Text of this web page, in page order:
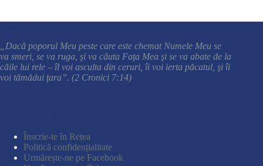
„Dacă poporul Meu peste care este chemat Numele Meu se
va smeri, se va ruga, şi va căuta Faţa Mea şi se va abate de la
căile lui rele – îl voi asculta din ceruri, îi voi ierta păcatul, şi îi
voi tămădui ţara”. (2 Cronici 7:14)
Înscrie-te în Rețea
Politică confidențialitate
Urmărește-ne pe Facebook